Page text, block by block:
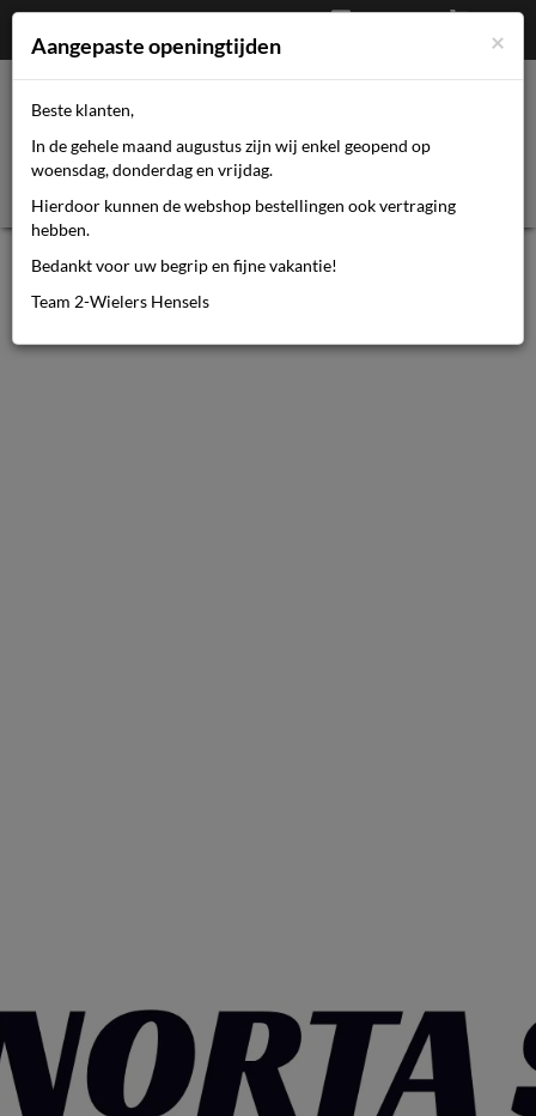
€0,00
Afrekenen
Mijn account
×
Aangepaste openingtijden
Beste klanten,
In de gehele maand augustus zijn wij enkel geopend op
woensdag, donderdag en vrijdag.
Hierdoor kunnen de webshop bestellingen ook vertraging
hebben.
Bedankt voor uw begrip en fijne vakantie!
Team 2-Wielers Hensels